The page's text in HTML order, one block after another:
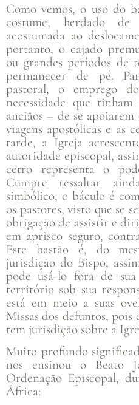
Como vemos, o uso do
costume, herdado
acostumada ao
portanto, o cajado
ou grandes períodos de
permanecer de pé.
pastoral, o emprego
necessidade que
anciãos – de se
viagens apostólicas e as
tarde, a Igreja
autoridade episcopal,
cetro representa o
Cumpre ressaltar
simbólico, o báculo é
os pastores, visto que se
obrigação de assistir e
em aprisco seguro,
Este bastão é, do
jurisdição do Bispo,
pode usá-lo fora de
território sob sua
está em meio a suas
Missas dos defuntos,
tem jurisdição sobre a
Muito profundo
nos ensinou o Beato
Ordenação Episcopal,
África: